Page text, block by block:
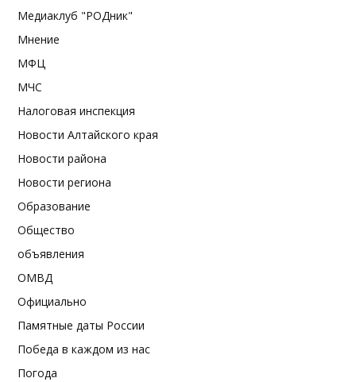
Медиаклуб "РОДник"
Мнение
МФЦ
МЧС
Налоговая инспекция
Новости Алтайского края
Новости района
Новости региона
Образование
Общество
объявления
ОМВД
Официально
Памятные даты России
Победа в каждом из нас
Погода